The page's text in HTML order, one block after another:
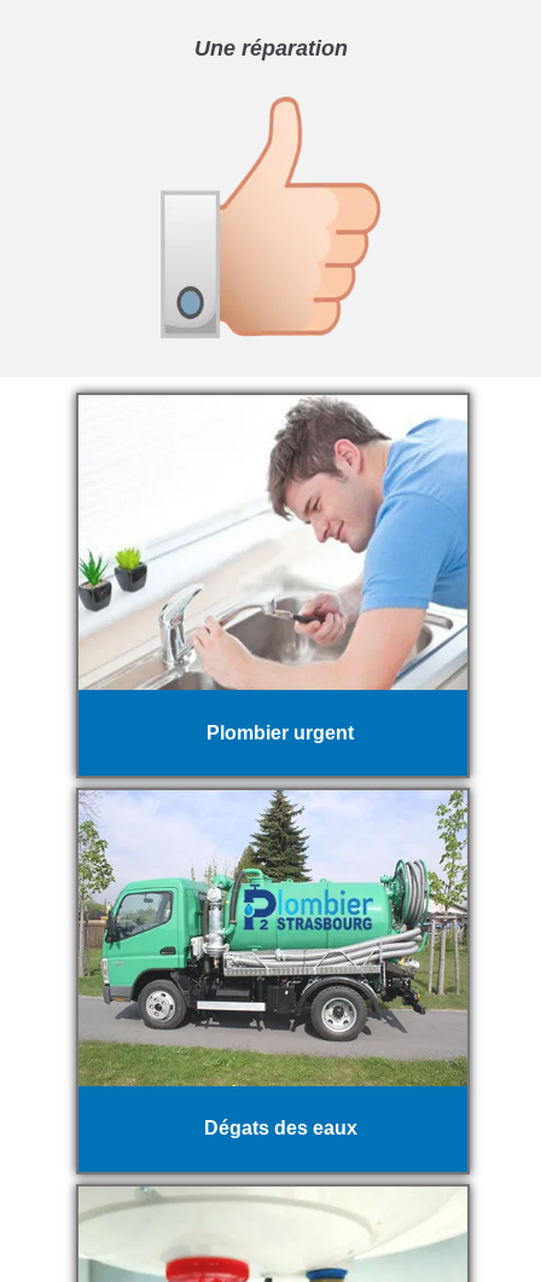
Une réparation
Plombier urgent
Dégats des eaux